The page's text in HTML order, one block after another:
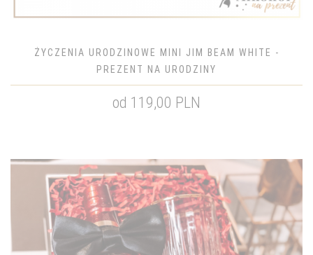
ŻYCZENIA URODZINOWE MINI JIM BEAM WHITE -
PREZENT NA URODZINY
od 119,00 PLN